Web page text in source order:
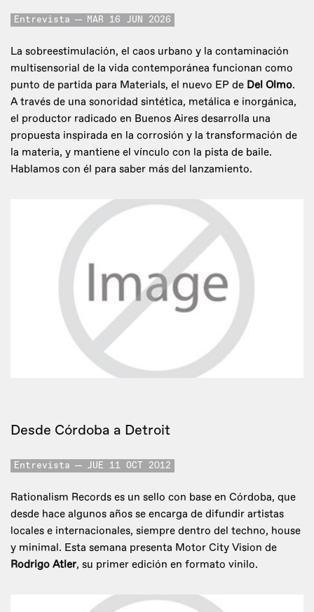
Entrevista MAR 16 JUN 2026
La sobreestimulación, el caos urbano y la contaminación
multisensorial de la vida contemporánea funcionan como
punto de partida para Materials, el nuevo EP de Del Olmo.
A través de una sonoridad sintética, metálica e inorgánica,
el productor radicado en Buenos Aires desarrolla una
propuesta inspirada en la corrosión y la transformación de
la materia, y mantiene el vínculo con la pista de baile.
Hablamos con él para saber más del lanzamiento.
Desde Córdoba a Detroit
Entrevista JUE 11 OCT 2012
Rationalism Records es un sello con base en Córdoba, que
desde hace algunos años se encarga de difundir artistas
locales e internacionales, siempre dentro del techno, house
y minimal. Esta semana presenta Motor City Vision de
Rodrigo Atler, su primer edición en formato vinilo.